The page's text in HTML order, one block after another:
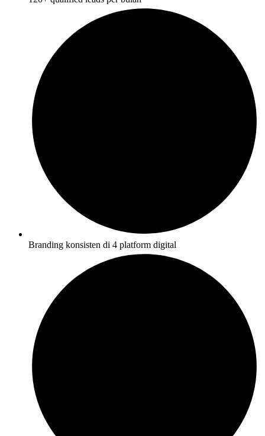
Branding konsisten di 4 platform digital